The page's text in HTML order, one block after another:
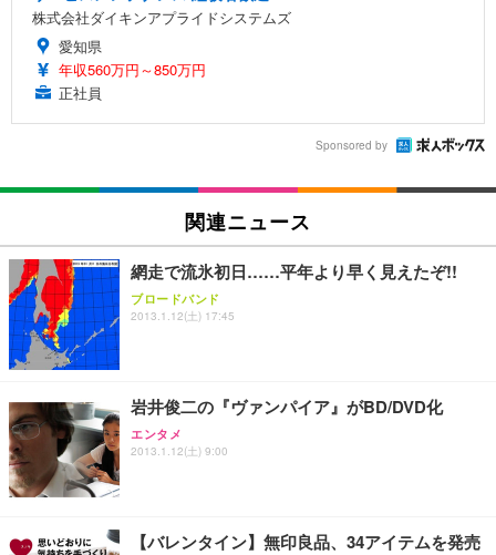
株式会社ダイキンアプライドシステムズ
愛知県
年収560万円～850万円
正社員
Sponsored by
関連ニュース
網走で流氷初日……平年より早く見えたぞ!!
ブロードバンド
2013.1.12(土) 17:45
岩井俊二の『ヴァンパイア』がBD/DVD化
エンタメ
2013.1.12(土) 9:00
【バレンタイン】無印良品、34アイテムを発売